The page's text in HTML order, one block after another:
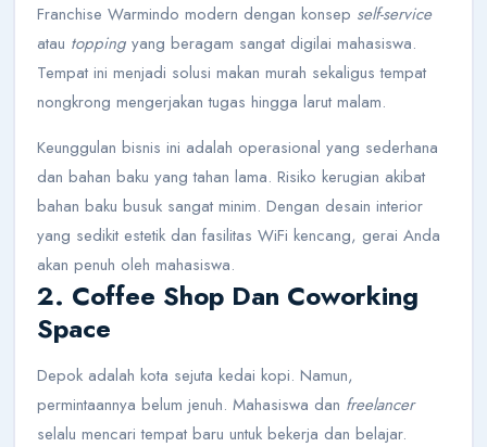
Franchise Warmindo modern dengan konsep self-service
atau topping yang beragam sangat digilai mahasiswa.
Tempat ini menjadi solusi makan murah sekaligus tempat
nongkrong mengerjakan tugas hingga larut malam.
Keunggulan bisnis ini adalah operasional yang sederhana
dan bahan baku yang tahan lama. Risiko kerugian akibat
bahan baku busuk sangat minim. Dengan desain interior
yang sedikit estetik dan fasilitas WiFi kencang, gerai Anda
akan penuh oleh mahasiswa.
2. Coffee Shop Dan Coworking
Space
Depok adalah kota sejuta kedai kopi. Namun,
permintaannya belum jenuh. Mahasiswa dan freelancer
selalu mencari tempat baru untuk bekerja dan belajar.